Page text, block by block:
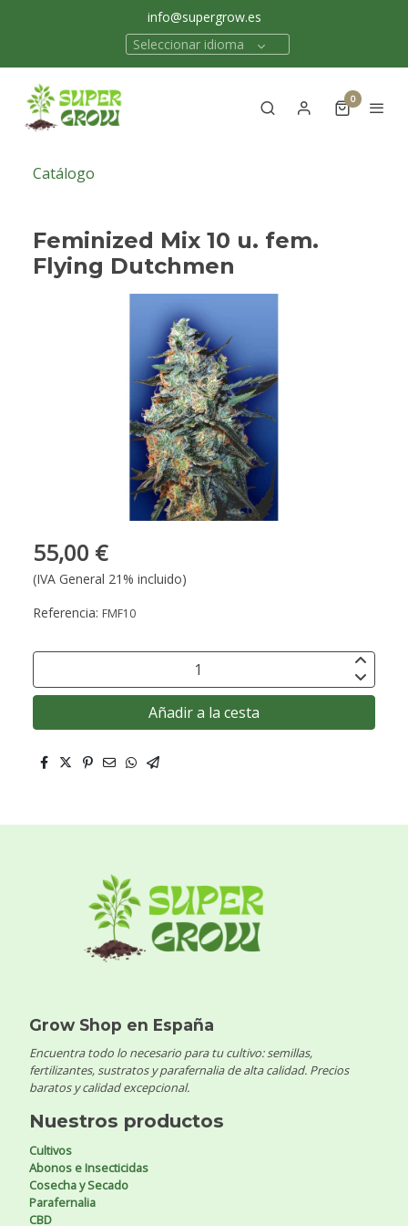
info@supergrow.es
Seleccionar idioma
0
Catálogo
Feminized Mix 10 u. fem.
Flying Dutchmen
55,00 €
(IVA General 21% incluido)
Referencia: FMF10
Añadir a la cesta
Grow Shop en España
Encuentra todo lo necesario para tu cultivo: semillas,
fertilizantes, sustratos y parafernalia de alta calidad. Precios
baratos y calidad excepcional.
Nuestros productos
Cultivos
Abonos e Insecticidas
Cosecha y Secado
Parafernalia
CBD